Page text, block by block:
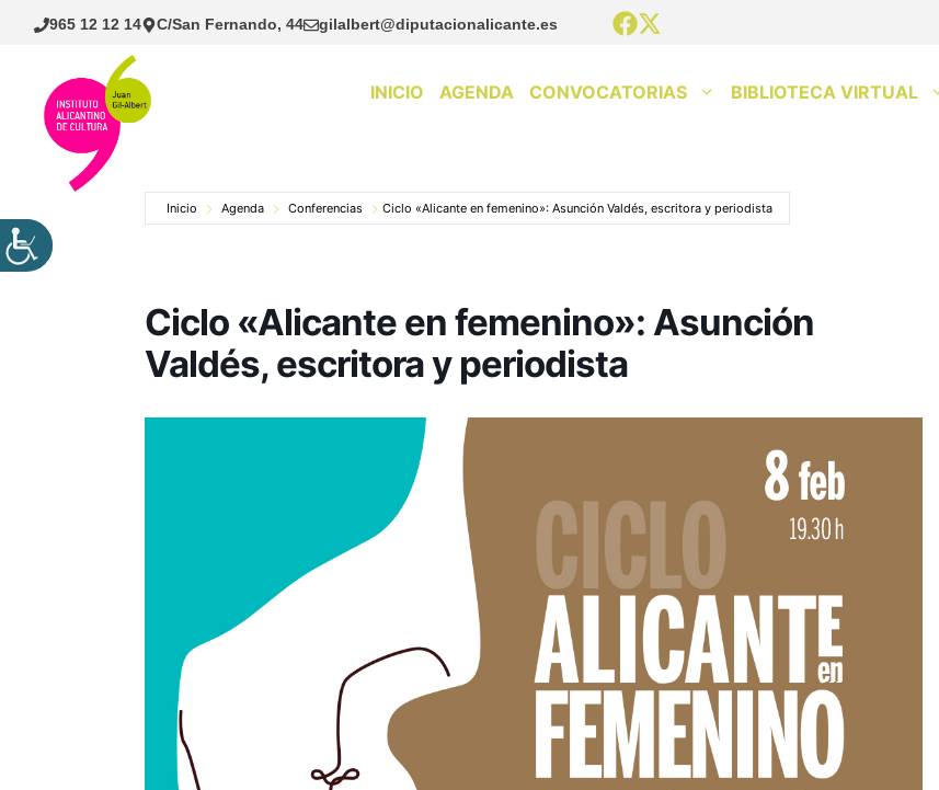
Saltar
965 12 12 14 C/San Fernando, 44 gilalbert@diputacionalicante.es
INICIO AGENDA CONVOCATORIAS BIBLIOTECA VIRTUAL
Inicio Agenda Conferencias Ciclo «Alicante en femenino»: Asunción Valdés, escritora y periodista
Ciclo «Alicante en femenino»: Asunción
Valdés, escritora y periodista